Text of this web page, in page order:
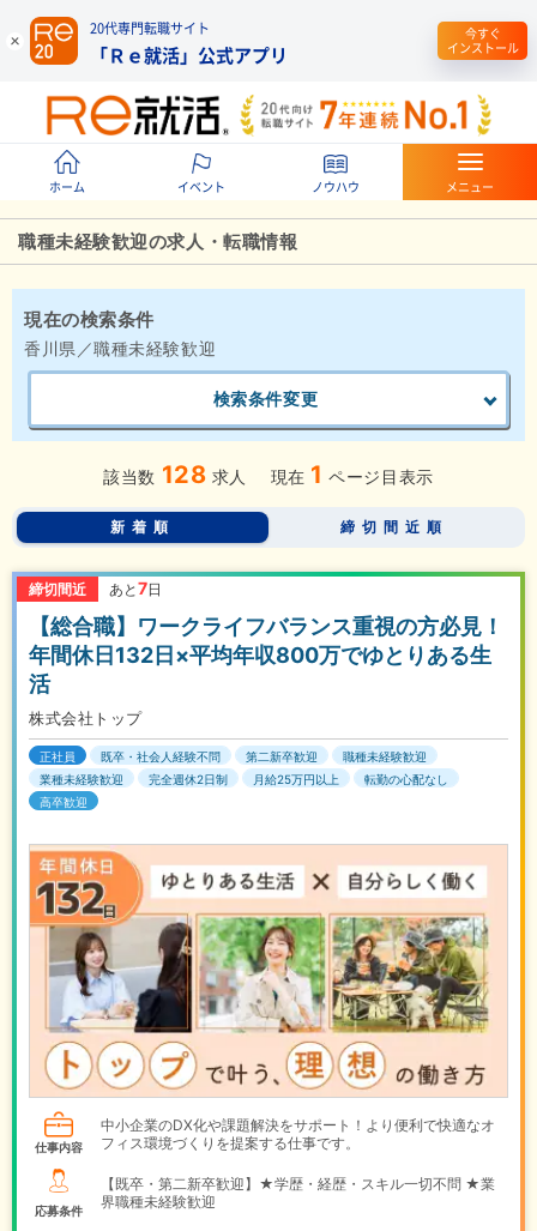
20代専門転職サイト
「Ｒｅ就活」公式アプリ
今すぐ
インストール
ホーム イベント ノウハウ メニュー
職種未経験歓迎の求人・転職情報
現在の検索条件
香川県／職種未経験歓迎
検索条件変更
該当数 128 求人 現在 1 ページ目表示
新着順 締切間近順
締切間近 あと 7日
【総合職】ワークライフバランス重視の方必見！
年間休日132日×平均年収800万でゆとりある生
活
株式会社トップ
正社員 既卒・社会人経験不問 第二新卒歓迎
職種未経験歓迎
業種未経験歓迎
完全週休2日制 月給25万円以上
転勤の心配なし
高卒歓迎
仕事内容
中小企業のDX化や課題解決をサポート！より便利で快適なオ
フィス環境づくりを提案する仕事です。
応募条件
【既卒・第二新卒歓迎】★学歴・経歴・スキル一切不問 ★業
界職種未経験歓迎